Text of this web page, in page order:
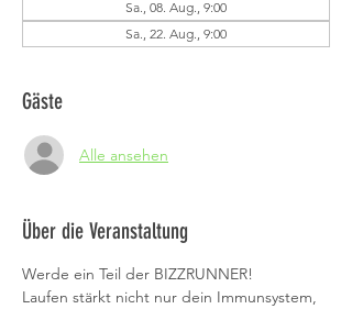
Sa., 08. Aug., 9:00
Sa., 22. Aug., 9:00
Gäste
Alle ansehen
Über die Veranstaltung
Werde ein Teil der BIZZRUNNER!
Laufen stärkt nicht nur dein Immunsystem,